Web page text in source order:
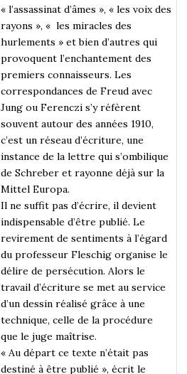
« l’assassinat d’âmes », « les voix des
rayons », « les miracles des
hurlements » et bien d’autres qui
provoquent l’enchantement des
premiers connaisseurs. Les
correspondances de Freud avec
Jung ou Ferenczi s’y réfèrent
souvent autour des années 1910,
c’est un réseau d’écriture, une
instance de la lettre qui s’ombilique
de Schreber et rayonne déjà sur la
Mittel Europa.
Il ne suffit pas d’écrire, il devient
indispensable d’être publié. Le
revirement de sentiments à l’égard
du professeur Fleschig organise le
délire de persécution. Alors le
travail d’écriture se met au service
d’un dessin réalisé grâce à une
technique, celle de la procédure
que le juge maîtrise.
« Au départ ce texte n’était pas
destiné à être publié », écrit le